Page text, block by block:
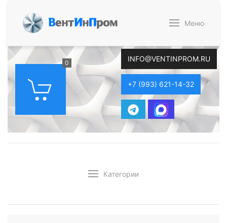
ВентИнПром Меню
0 INFO@VENTINPROM.RU
+7 (993) 621-14-32
Категории